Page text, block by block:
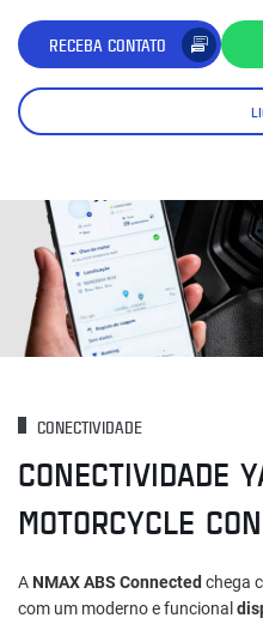
RECEBA CONTATO
CONECTIVIDADE
CONECTIVIDADE
MOTORCYCLE
A NMAX ABS Connected chega
com um moderno e funcional